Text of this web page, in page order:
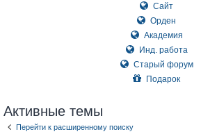
Сайт
Орден
Академия
Инд. работа
Старый форум
Подарок
Активные темы
Перейти к расширенному поиску